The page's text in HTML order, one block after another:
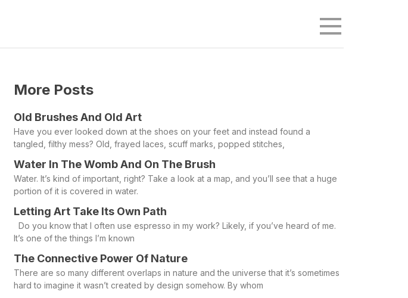
More Posts
Old Brushes And Old Art
Have you ever looked down at the shoes on your feet and instead found a
tangled, filthy mess? Old, frayed laces, scuff marks, popped stitches,
Water In The Womb And On The Brush
Water. It’s kind of important, right? Take a look at a map, and you’ll see that a huge
portion of it is covered in water.
Letting Art Take Its Own Path
Do you know that I often use espresso in my work? Likely, if you’ve heard of me.
It’s one of the things I’m known
The Connective Power Of Nature
There are so many different overlaps in nature and the universe that it’s sometimes
hard to imagine it wasn’t created by design somehow. By whom